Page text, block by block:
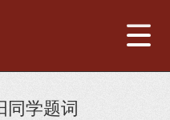
同学题词